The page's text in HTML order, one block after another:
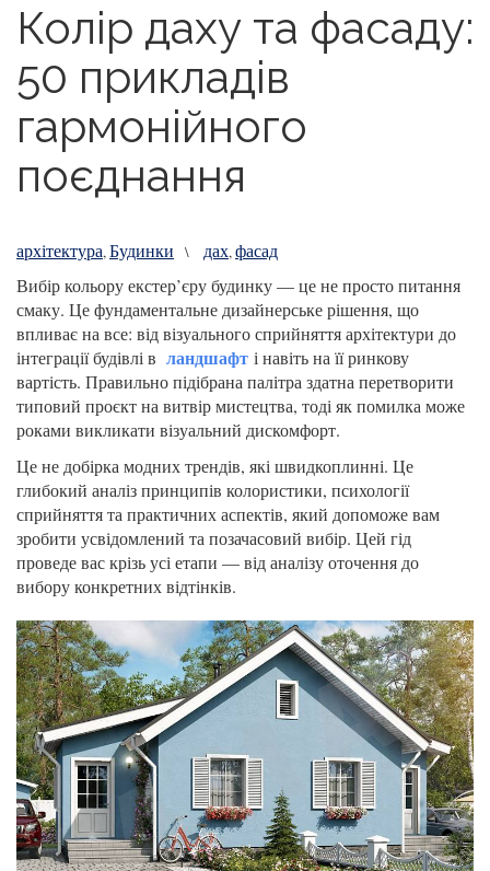
Колір даху та фасаду:
50 прикладів
гармонійного
поєднання
архітектура,Будинки \ дах,фасад
Вибір кольору екстер’єру будинку — це не просто питання
смаку. Це фундаментальне дизайнерське рішення, що
впливає на все: від візуального сприйняття архітектури до
інтеграції будівлі в ландшафт і навіть на її ринкову
вартість. Правильно підібрана палітра здатна перетворити
типовий проєкт на витвір мистецтва, тоді як помилка може
роками викликати візуальний дискомфорт.
Це не добірка модних трендів, які швидкоплинні. Це
глибокий аналіз принципів колористики, психології
сприйняття та практичних аспектів, який допоможе вам
зробити усвідомлений та позачасовий вибір. Цей гід
проведе вас крізь усі етапи — від аналізу оточення до
вибору конкретних відтінків.